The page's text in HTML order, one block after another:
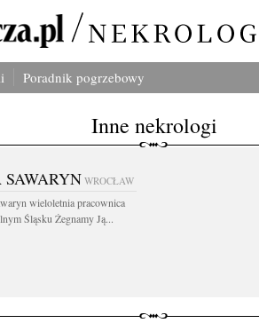
Poradnik pogrzebowy
Inne nekrologi
WROCŁAW
wieloletnia pracownica
Śląsku Żegnamy Ją...